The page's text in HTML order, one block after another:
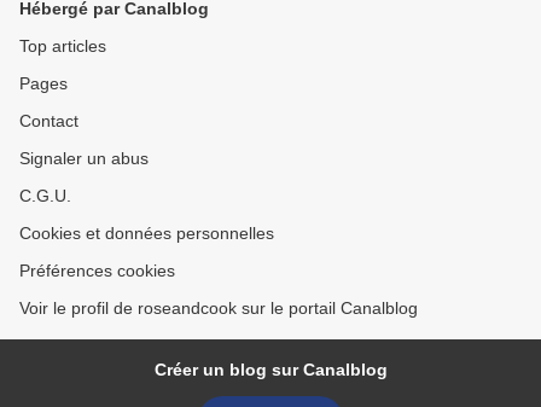
Hébergé par Canalblog
Top articles
Pages
Contact
Signaler un abus
C.G.U.
Cookies et données personnelles
Préférences cookies
Voir le profil de roseandcook sur le portail Canalblog
Créer un blog sur Canalblog